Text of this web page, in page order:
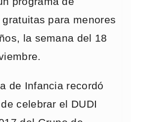
para menores
la semana del 18
de Infancia recordó
celebrar el DUDI